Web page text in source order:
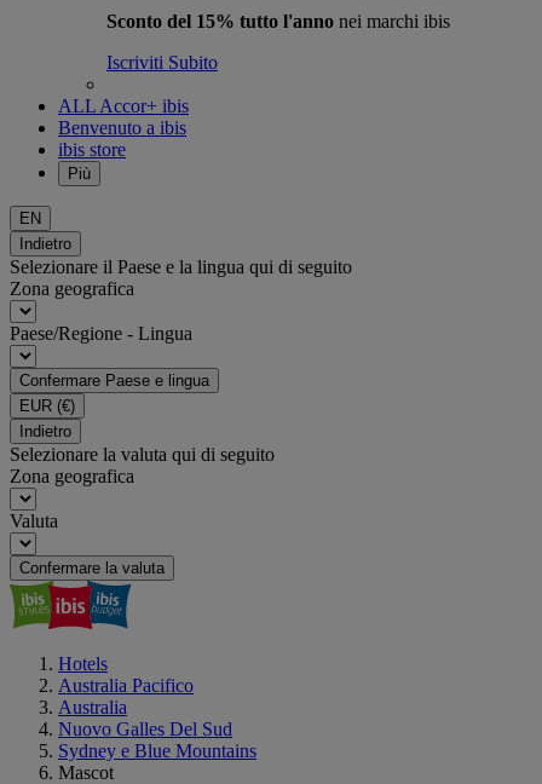
Sconto del 15% tutto l'anno nei marchi ibis
Iscriviti Subito
ALL Accor+ ibis
Benvenuto a ibis
ibis store
Più
EN
Indietro
Selezionare il Paese e la lingua qui di seguito
Zona geografica
Paese/Regione - Lingua
Confermare Paese e lingua
EUR (€)
Indietro
Selezionare la valuta qui di seguito
Zona geografica
Valuta
Confermare la valuta
Hotels
Australia Pacifico
Australia
Nuovo Galles Del Sud
Sydney e Blue Mountains
Mascot